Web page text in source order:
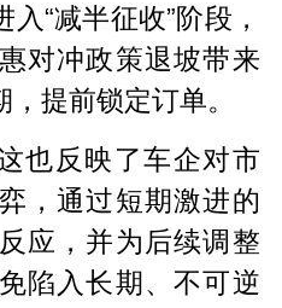
“减半征收”阶段，
对冲政策退坡带来
提前锁定订单。
也反映了车企对市
，通过短期激进的
应，并为后续调整
陷入长期、不可逆